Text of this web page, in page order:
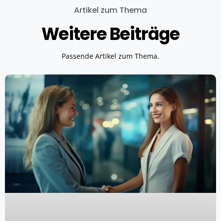
Artikel zum Thema
Weitere Beiträge
Passende Artikel zum Thema.